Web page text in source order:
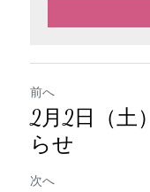
前へ
2月2日（土
らせ
次へ